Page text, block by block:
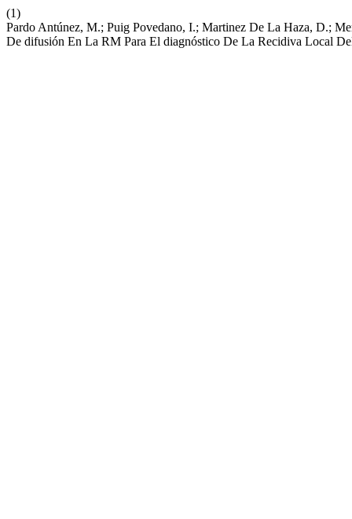
(1)
Pardo Antúnez, M.; Puig Povedano, I.; Martinez De La Haza, D.;
De difusión En La RM Para El diagnóstico De La Recidiva Local